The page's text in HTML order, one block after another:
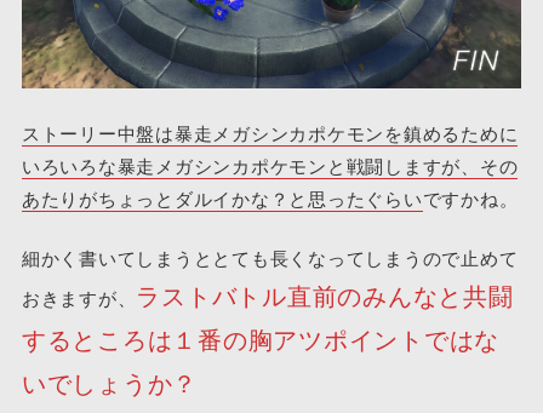
ストーリー中盤は暴走メガシンカポケモンを鎮めるために
いろいろな暴走メガシンカポケモンと戦闘しますが、その
あたりがちょっとダルイかな？と思ったぐらいですかね。
細かく書いてしまうととても長くなってしまうので止めて
おきますが、 ラストバトル直前のみんなと共闘
するところは１番の胸アツポイントではな
いでしょうか？